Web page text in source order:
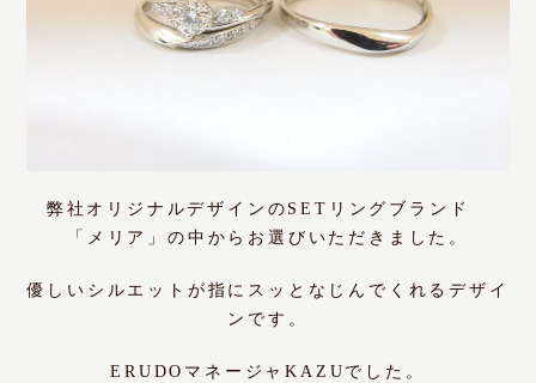
弊社オリジナルデザインのSETリングブランド
「メリア」の中からお選びいただきました。
優しいシルエットが指にスッとなじんでくれるデザイ
ンです。
ERUDOマネージャKAZUでした。